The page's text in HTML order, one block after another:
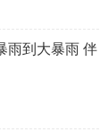
雨到大暴雨 伴